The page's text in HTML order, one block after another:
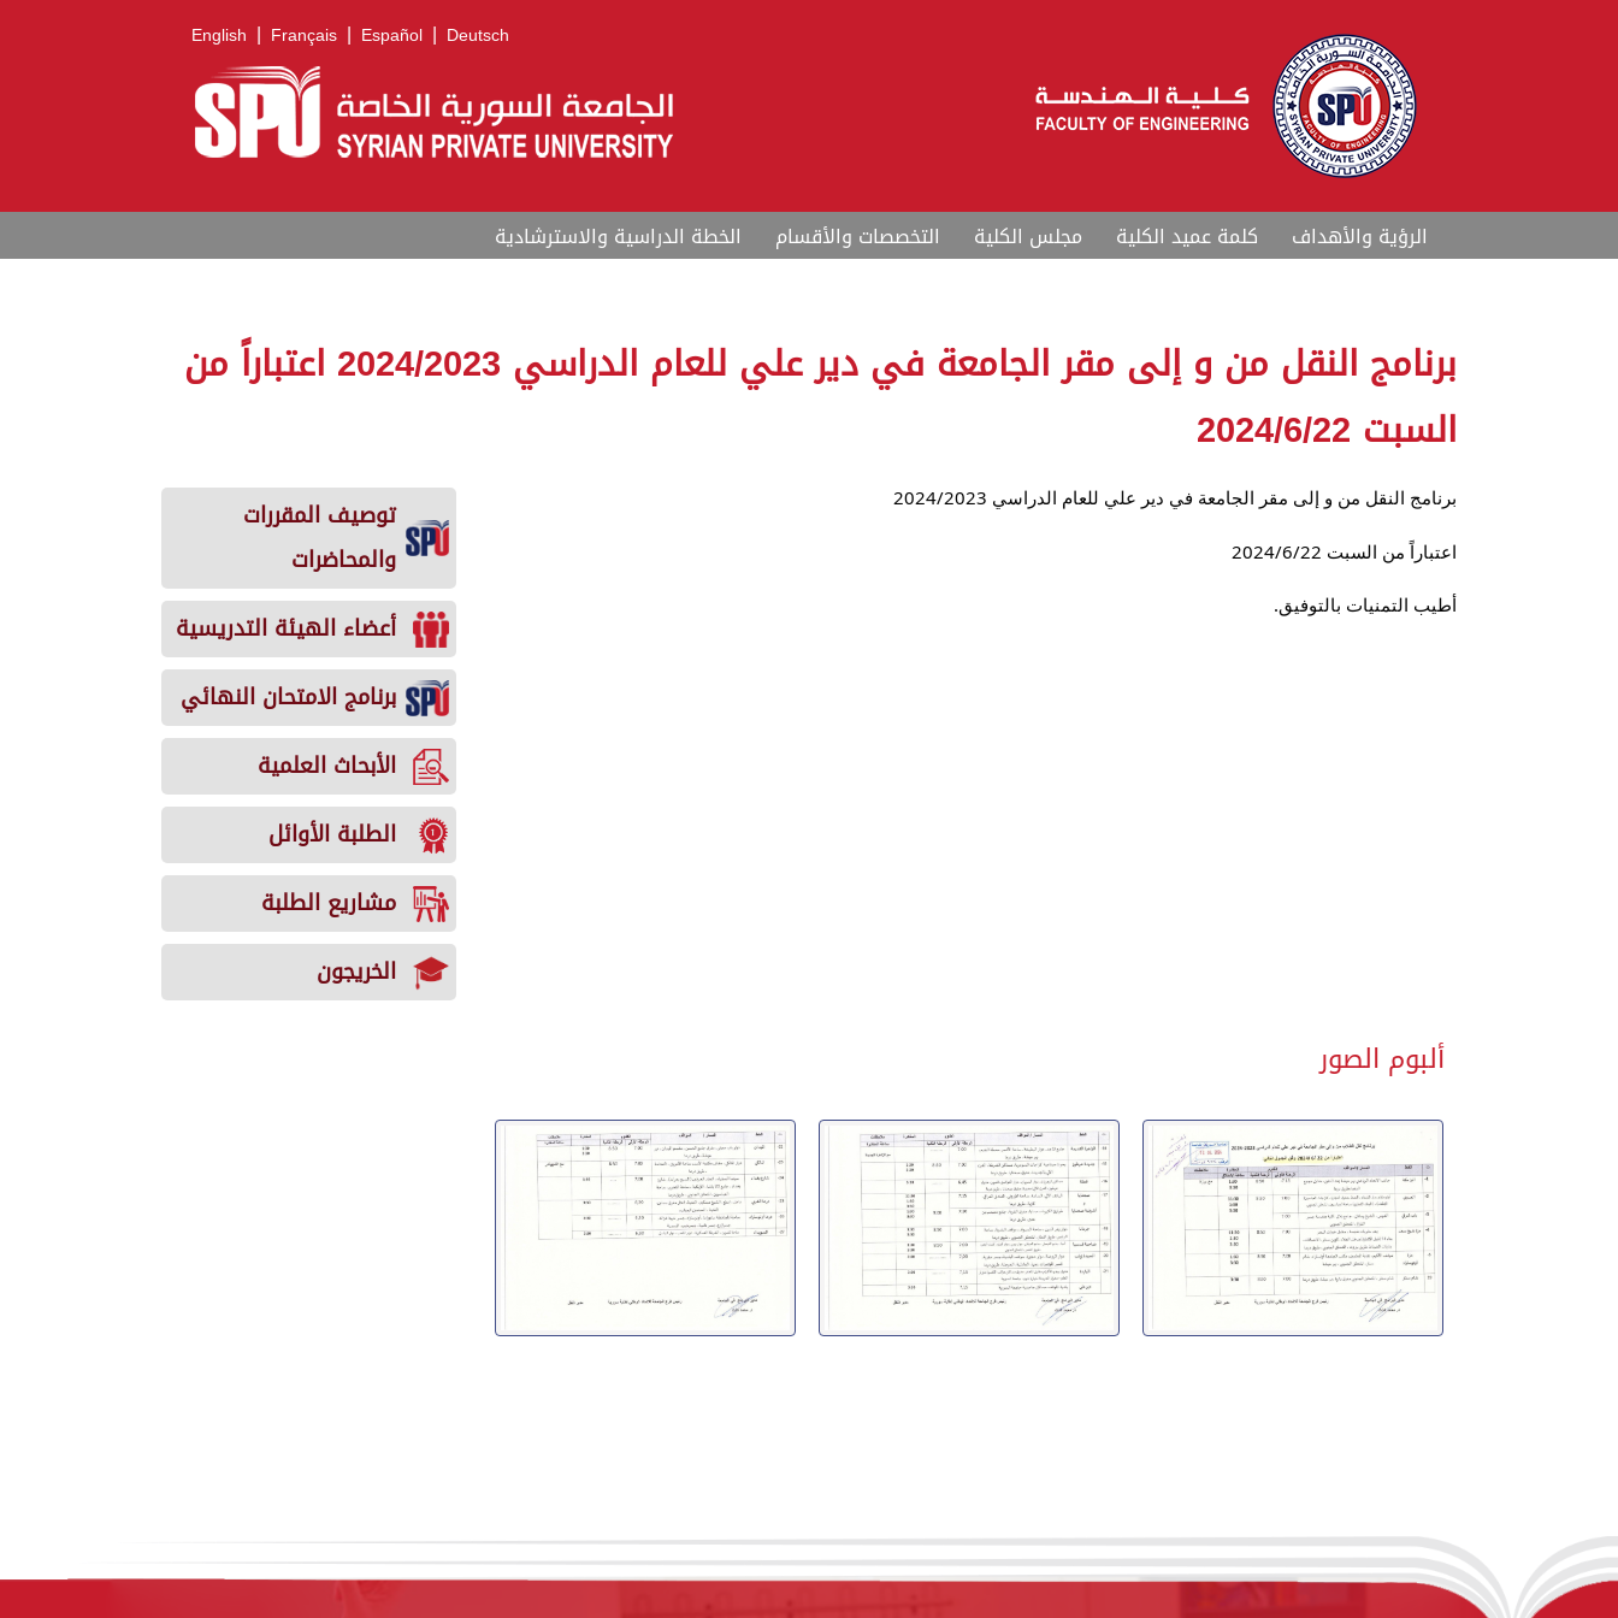
English | Français | Español | Deutsch
الرؤية والأهداف كلمة عميد الكلية مجلس الكلية التخصصات والأقسام الخطة الدراسية والاسترشادية
برنامج النقل من و إلى مقر الجامعة في دير علي للعام الدراسي 2024/2023 اعتباراً من
السبت 2024/6/22
توصيف المقررات
والمحاضرات
أعضاء الهيئة التدريسية
برنامج الامتحان النهائي
الأبحاث العلمية
الطلبة الأوائل
مشاريع الطلبة
الخريجون
برنامج النقل من و إلى مقر الجامعة في دير علي للعام الدراسي 2024/2023
اعتباراً من السبت 2024/6/22
أطيب التمنيات بالتوفيق.
ألبوم الصور